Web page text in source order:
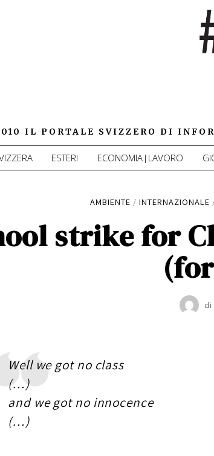
IL PORTALE SVIZZERO DI
ESTERI ECONOMIA|LAVORO
AMBIENTE / INTERNAZIONALE
strike for
di
Well we got no class
(…)
and we got no innocence
(…)